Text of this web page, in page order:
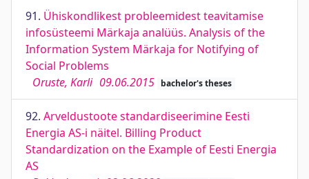
91. Ühiskondlikest probleemidest teavitamise
infosüsteemi Märkaja analüüs. Analysis of the
Information System Märkaja for Notifying of
Social Problems
Oruste, Karli 09.06.2015 bachelor's theses
92. Arveldustoote standardiseerimine Eesti
Energia AS-i näitel. Billing Product
Standardization on the Example of Eesti Energia
AS